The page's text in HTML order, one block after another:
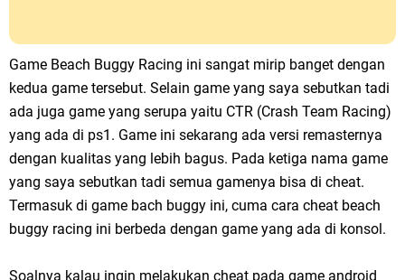
Game Beach Buggy Racing ini sangat mirip banget dengan
kedua game tersebut. Selain game yang saya sebutkan tadi
ada juga game yang serupa yaitu CTR (Crash Team Racing)
yang ada di ps1. Game ini sekarang ada versi remasternya
dengan kualitas yang lebih bagus. Pada ketiga nama game
yang saya sebutkan tadi semua gamenya bisa di cheat.
Termasuk di game bach buggy ini, cuma cara cheat beach
buggy racing ini berbeda dengan game yang ada di konsol.
Soalnya kalau ingin melakukan cheat pada game android